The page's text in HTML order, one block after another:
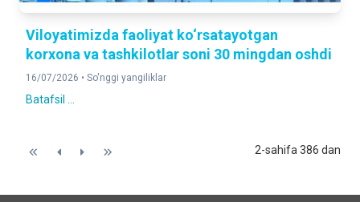
Viloyatimizda faoliyat ko‘rsatayotgan
korxona va tashkilotlar soni 30 mingdan oshdi
16/07/2026 • So'nggi yangiliklar
Batafsil ...
2-sahifa 386 dan